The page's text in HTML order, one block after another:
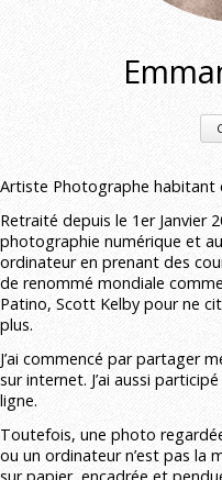
Artiste Photographe habitant
Retraité depuis le 1er Janvier
photographie numérique et
ordinateur en prenant des
de renommé mondiale
Patino, Scott Kelby pour ne
plus.
J’ai commencé par partager
sur internet. J’ai aussi
ligne.
Toutefois, une photo
ou un ordinateur n’est pas la